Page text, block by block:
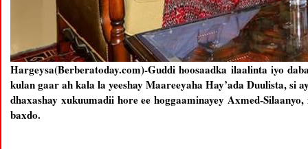
Hargeysa(Berberatoday.com)-Guddi hoosaadka ilaalinta iyo
kulan gaar ah kala la yeeshay Maareeyaha Hay’ada Duulista, si
dhaxashay xukuumadii hore ee hoggaaminayey Axmed-
baxdo.